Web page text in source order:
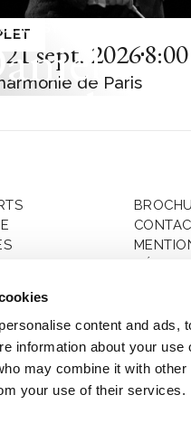
content and ads,
information about your
may combine it with
your use of their services.
SYMPHONIQUE
21 sept. 2026
de Paris